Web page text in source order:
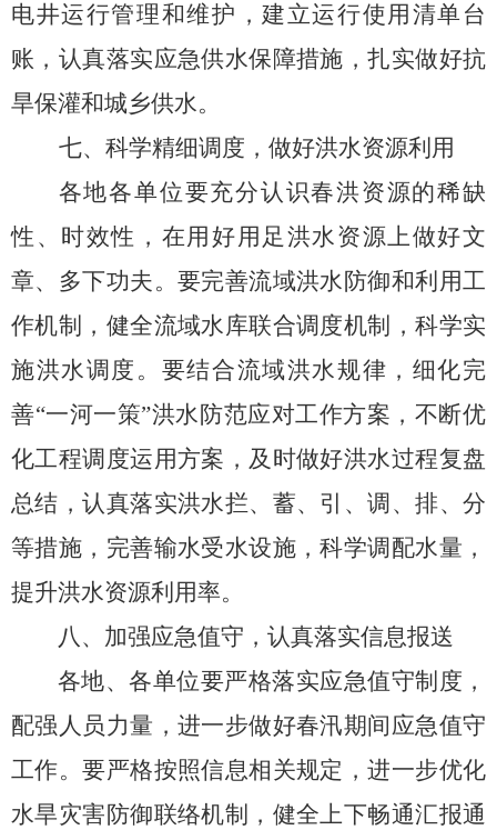
电井运行管理和维护，建立运行使用清单台
账，认真落实应急供水保障措施，扎实做好抗
旱保灌和城乡供水。
七、科学精细调度，做好洪水资源利用
各地各单位要充分认识春洪资源的稀缺
性、时效性，在用好用足洪水资源上做好文
章、多下功夫。要完善流域洪水防御和利用工
作机制，健全流域水库联合调度机制，科学实
施洪水调度。要结合流域洪水规律，细化完
善“一河一策”洪水防范应对工作方案，不断优
化工程调度运用方案， 及时做好洪水过程复盘
总结，认真落实洪水拦、蓄、引、调、排、分
等措施，完善输水受水设施，科学调配水量，
提升洪水资源利用率。
八、 加强应急值守 ， 认真落实信息报送
各地、各单位要严格落实应急值守制度，
配强人员力量， 进一步做好春汛期间 应急值守
工作。要严格按照信息相关规定 ，进一步优化
水旱灾害防御联络机制， 健全上下畅通汇报通